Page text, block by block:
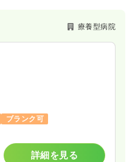
療養型病院
ブランク可
詳細を見る